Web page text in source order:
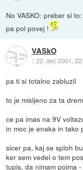
No VASKO: preber si
pa pol povej !
VASkO
::22. dec 2001,
pa ti si totalno zabluzil
to je misljeno za ta
ce pa imas na 9V
in moc je enaka in tako
sicer pa, kaj se sploh
ker sem vedel o tem
tupis, da nimam pojma